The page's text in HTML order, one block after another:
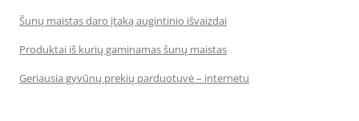
Šunų maistas daro įtaką augintinio išvaizdai
Produktai iš kurių gaminamas šunų maistas
Geriausia gyvūnų prekių parduotuvė – internetu